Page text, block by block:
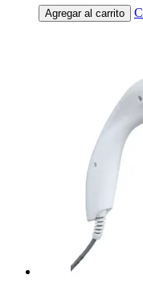
Agregar al carrito